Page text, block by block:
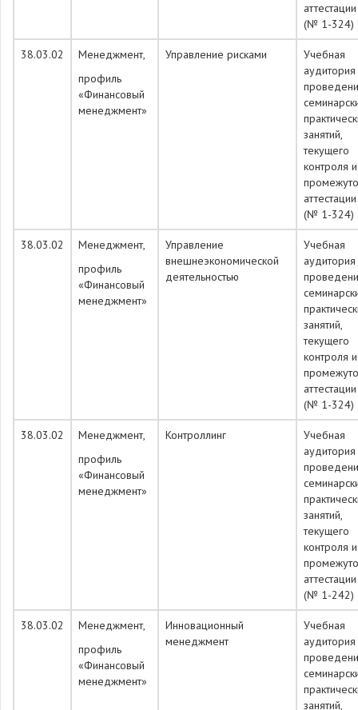
аттестации
(№ 1-324)
38.03.02
Менеджмент,
профиль
«Финансовый
менеджмент»
Управление рисками
Учебная
занятий,
текущего
контроля и
аттестации
(№ 1-324)
38.03.02
Менеджмент,
профиль
«Финансовый
менеджмент»
Управление
внешнеэкономической
деятельностью
Учебная
занятий,
текущего
контроля и
аттестации
(№ 1-324)
38.03.02
Менеджмент,
профиль
«Финансовый
менеджмент»
Контроллинг
Учебная
занятий,
текущего
контроля и
аттестации
(№ 1-242)
38.03.02
Менеджмент,
профиль
«Финансовый
менеджмент»
Инновационный
менеджмент
Учебная
занятий,